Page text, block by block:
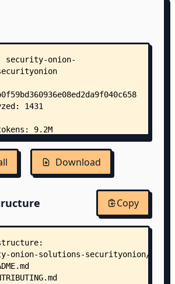
Download
Copy
onion-solutions-securityonion/